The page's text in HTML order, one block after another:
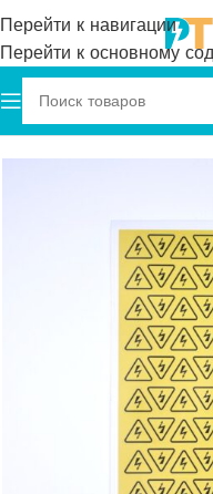
Перейти к навигации
Перейти к основному
Главная Onka